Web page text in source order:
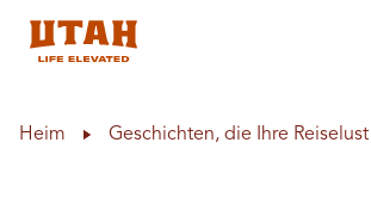
Heim Geschichten, die Ihre